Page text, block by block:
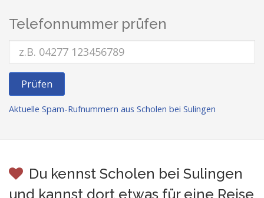
Telefonnummer prüfen
Prüfen
Aktuelle Spam-Rufnummern aus Scholen bei Sulingen
Du kennst Scholen bei Sulingen
und kannst dort etwas für eine Reise